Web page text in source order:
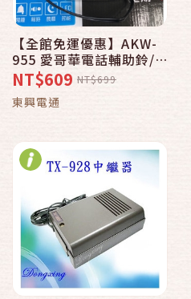
【全館免運優惠】AKW-
955 愛哥華電話輔助鈴/
放大鈴
NT$609 NT$699
東興電通